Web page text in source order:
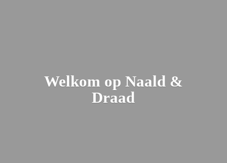
Welkom op Naald &
Draad